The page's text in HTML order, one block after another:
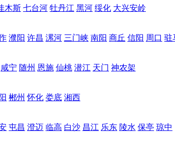
木斯 七台河 牡丹江 黑河 绥化 大兴安岭
濮阳 许昌 漯河 三门峡 南阳 商丘 信阳 周口 驻
咸宁 随州 恩施 仙桃 潜江 天门 神农架
郴州 怀化 娄底 湘西
屯昌 澄迈 临高 白沙 昌江 乐东 陵水 保亭 琼中